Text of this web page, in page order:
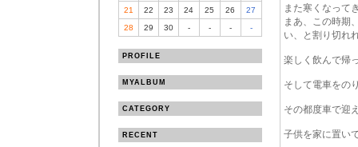
21
22 23 24 25 26
27
28
29 30 - - - -
PROFILE
MYALBUM
CATEGORY
RECENT
また寒くなって
まあ、この時期
い、と割り切れ
楽しく飲んで帰
そして電車をの
その都度車で迎
子供を家に置い